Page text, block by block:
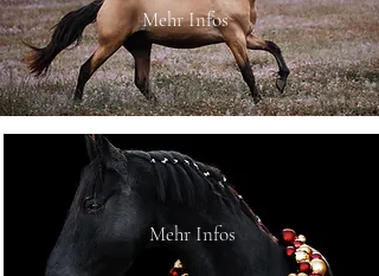
Mehr Infos
Mehr Infos